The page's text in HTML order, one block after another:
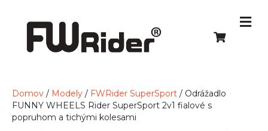
Domov / Modely / FWRider SuperSport / Odrážadlo
FUNNY WHEELS Rider SuperSport 2v1 fialové s
popruhom a tichými kolesami